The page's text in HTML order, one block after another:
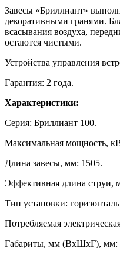
Завесы «Бриллиант»
декоративными гранями.
всасывания воздуха,
остаются чистыми.
Устройства управления
Гарантия: 2 года.
Характеристики:
Серия: Бриллиант 100.
Максимальная мощность,
Длина завесы, мм: 1505.
Эффективная длина струи,
Тип установки:
Потребляемая
Габариты, мм (ВхШхГ), мм: